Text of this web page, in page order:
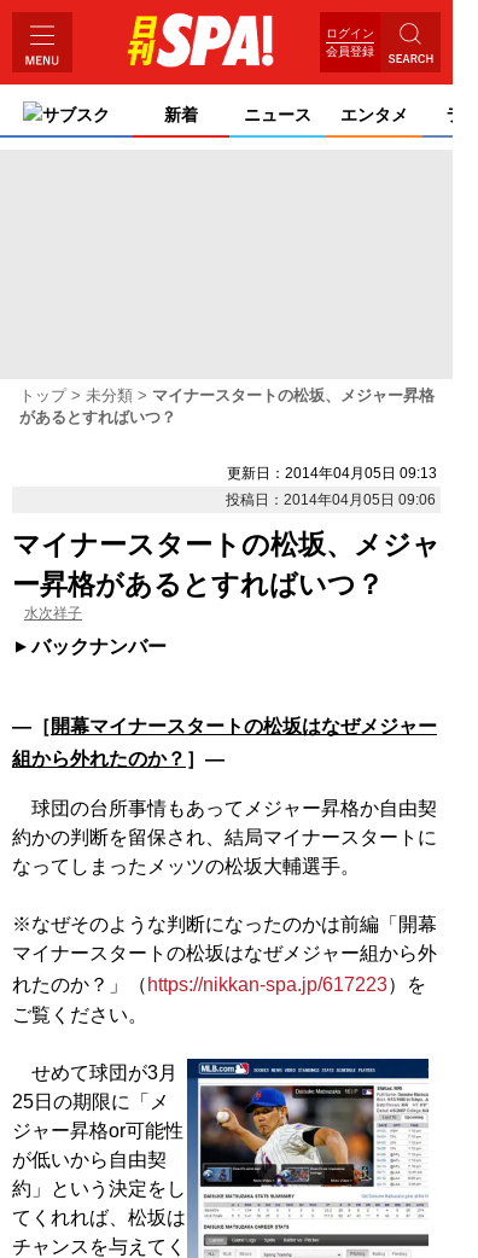
ログイン
会員登録
サブスク 新着 ニュース エンタメ ライ
トップ 未分類
マイナースタートの松坂、メジャー昇格
があるとすればいつ？
更新日：2014年04月05日 09:13
投稿日：2014年04月05日 09:06
マイナースタートの松坂、メジャ
ー昇格があるとすればいつ？
水次祥子
バックナンバー
―［開幕マイナースタートの松坂はなぜメジャー
組から外れたのか？ ］―
球団の台所事情もあってメジャー昇格か自由契
約かの判断を留保され、結局マイナースタートに
なってしまったメッツの松坂大輔選手。
※なぜそのような判断になったのかは前編「開幕
マイナースタートの松坂はなぜメジャー組から外
れたのか？」（ https://nikkan-spa.jp/617223）を
ご覧ください。
せめて球団が3月
25日の期限に「メ
ジャー昇格or可能性
が低いから自由契
約」という決定をし
てくれれば、松坂は
チャンスを与えてく